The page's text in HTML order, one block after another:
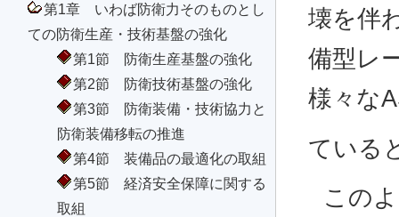
第1章 いわば防衛力そのものとし
ての防衛生産・技術基盤の強化
第1節 防衛生産基盤の強化
第2節 防衛技術基盤の強化
第3節 防衛装備・技術協力と
防衛装備移転の推進
第4節 装備品の最適化の取組
第5節 経済安全保障に関する
取組
壊を伴
備型レ
様々な
ている
この